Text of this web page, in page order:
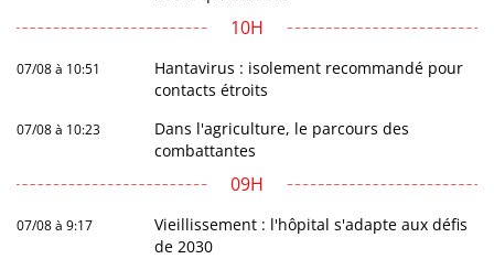
10H
07/08 à 10:51
Hantavirus : isolement recommandé pour
contacts étroits
07/08 à 10:23
Dans l'agriculture, le parcours des
combattantes
09H
07/08 à 9:17
Vieillissement : l'hôpital s'adapte aux défis
de 2030